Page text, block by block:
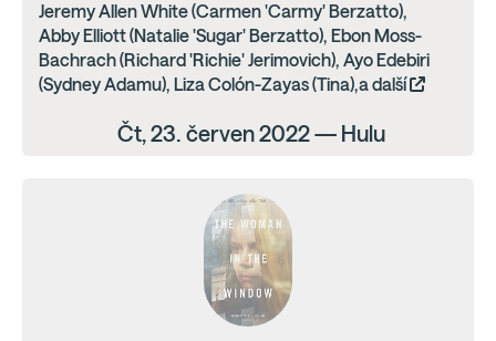
Jeremy Allen White (Carmen 'Carmy' Berzatto),
Abby Elliott (Natalie 'Sugar' Berzatto), Ebon Moss-
Bachrach (Richard 'Richie' Jerimovich), Ayo Edebiri
(Sydney Adamu), Liza Colón-Zayas (Tina),a další
Čt, 23. červen 2022 — Hulu